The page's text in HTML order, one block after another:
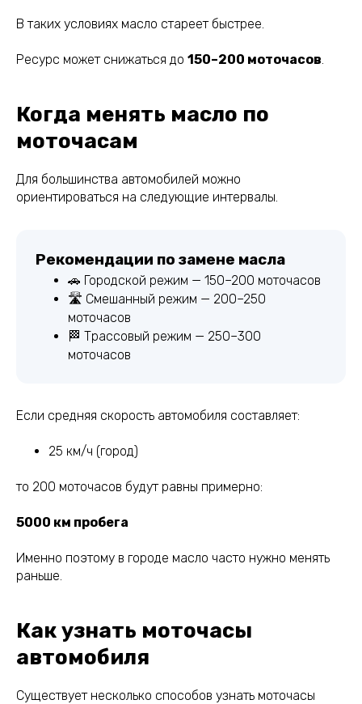
В таких условиях масло стареет быстрее.
Ресурс может снижаться до 150–200 моточасов.
Когда менять масло по
моточасам
Для большинства автомобилей можно
ориентироваться на следующие интервалы.
Рекомендации по замене масла
🚗 Городской режим — 150–200 моточасов
🛣 Смешанный режим — 200–250
моточасов
🏁 Трассовый режим — 250–300
моточасов
Если средняя скорость автомобиля составляет:
25 км/ч (город)
то 200 моточасов будут равны примерно:
5000 км пробега
Именно поэтому в городе масло часто нужно менять
раньше.
Как узнать моточасы
автомобиля
Существует несколько способов узнать моточасы